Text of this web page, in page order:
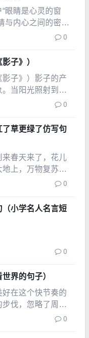
眼睛是心灵的窗
与内心之间的密切
到外部世界的变
0
子》）
子》）影子的产
当阳光照射到物
地面或墙面上形成
的形状和大小会
点影子通常是物体
0
草更绿了仿写句
春天来了，花儿
上，万物复苏，
在校园的小路上，
打招呼。小朋友
中。花儿的魅力
0
小学名人名言短
0
界的句子）
在这个快节奏的
伐，忽略了周围
的点滴都充满了韵
烁的星星
0